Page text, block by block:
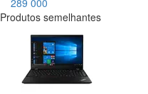
289 000
Produtos semelhantes